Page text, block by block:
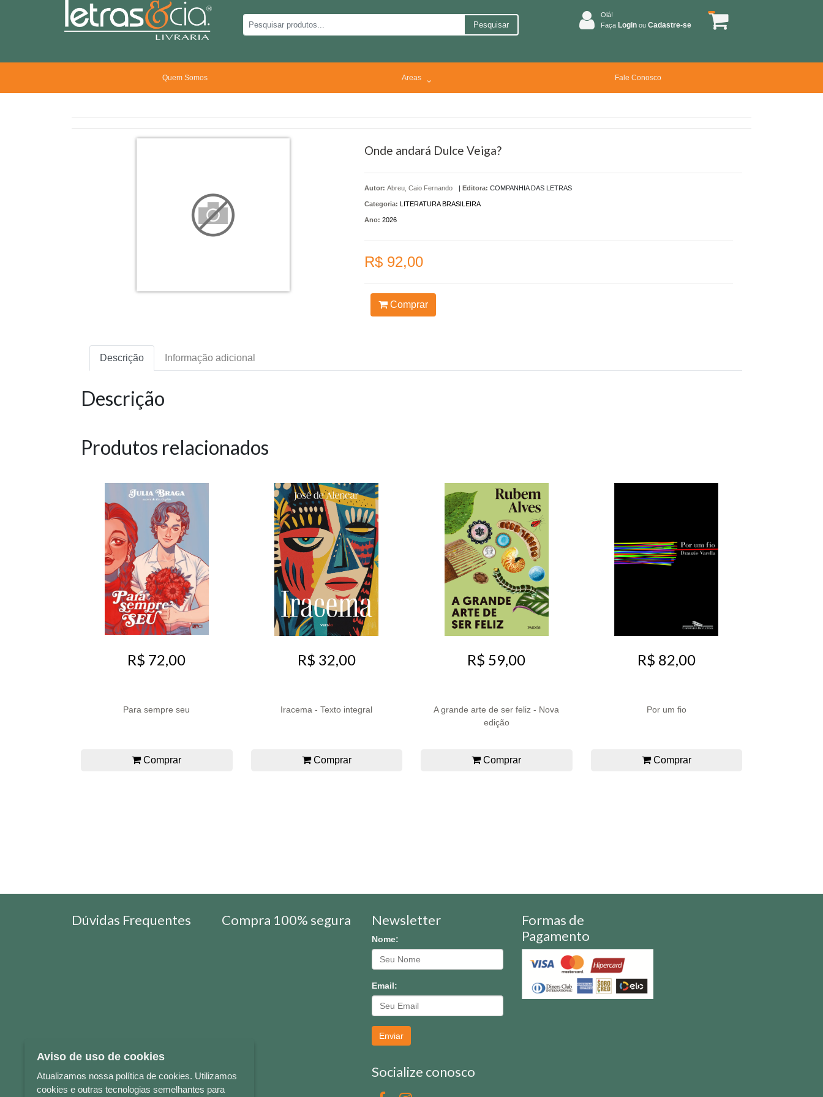
Pesquisar
Olá!
Faça Login ou Cadastre-se
Quem Somos Areas Fale Conosco
Onde andará Dulce Veiga?
Autor: Abreu, Caio Fernando | Editora: COMPANHIA DAS LETRAS
Categoria: LITERATURA BRASILEIRA
Ano: 2026
R$ 92,00
Comprar
Descrição Informação adicional
Descrição
Produtos relacionados
R$ 72,00
Para sempre seu
Comprar
R$ 32,00
Iracema - Texto integral
Comprar
R$ 59,00
A grande arte de ser feliz - Nova
edição
Comprar
R$ 82,00
Por um fio
Comprar
Dúvidas Frequentes Compra 100% segura Newsletter
Nome:
Email:
Enviar
Socialize conosco
Formas de
Pagamento
Aviso de uso de cookies
Atualizamos nossa política de cookies. Utilizamos
cookies e outras tecnologias semelhantes para